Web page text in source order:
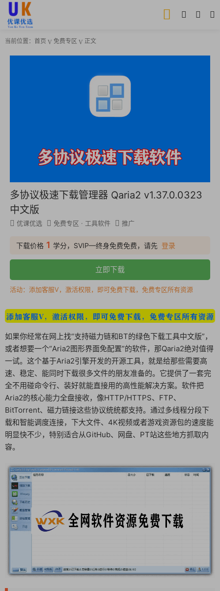
当前位置： 首页 免费专区 正文
多协议极速下载管理器 Qaria2 v1.37.0.0323
中文版
优课优选 免费专区 · 工具软件 推广
下载价格 1 学分，SVIP—终身免费免费，请先 登录
立即下载
活动：添加客服V，激活权限，即可免费下载，免费专区所有资源
如果你经常在网上找“支持磁力链和BT的绿色下载工具中文版”，
或者想要一个“Aria2图形界面免配置”的软件，那Qaria2绝对值得
一试。这个基于Aria2引擎开发的开源工具，就是给那些需要高
速、稳定、能同时下载很多文件的朋友准备的。它提供了一套完
全不用碰命令行、装好就能直接用的高性能解决方案。软件把
Aria2的核心能力全盘接收，像HTTP/HTTPS、FTP、
BitTorrent、磁力链接这些协议统统都支持。通过多线程分段下
载和智能调度连接，下大文件、4K视频或者游戏资源包的速度能
明显快不少，特别适合从GitHub、网盘、PT站这些地方抓取内
容。